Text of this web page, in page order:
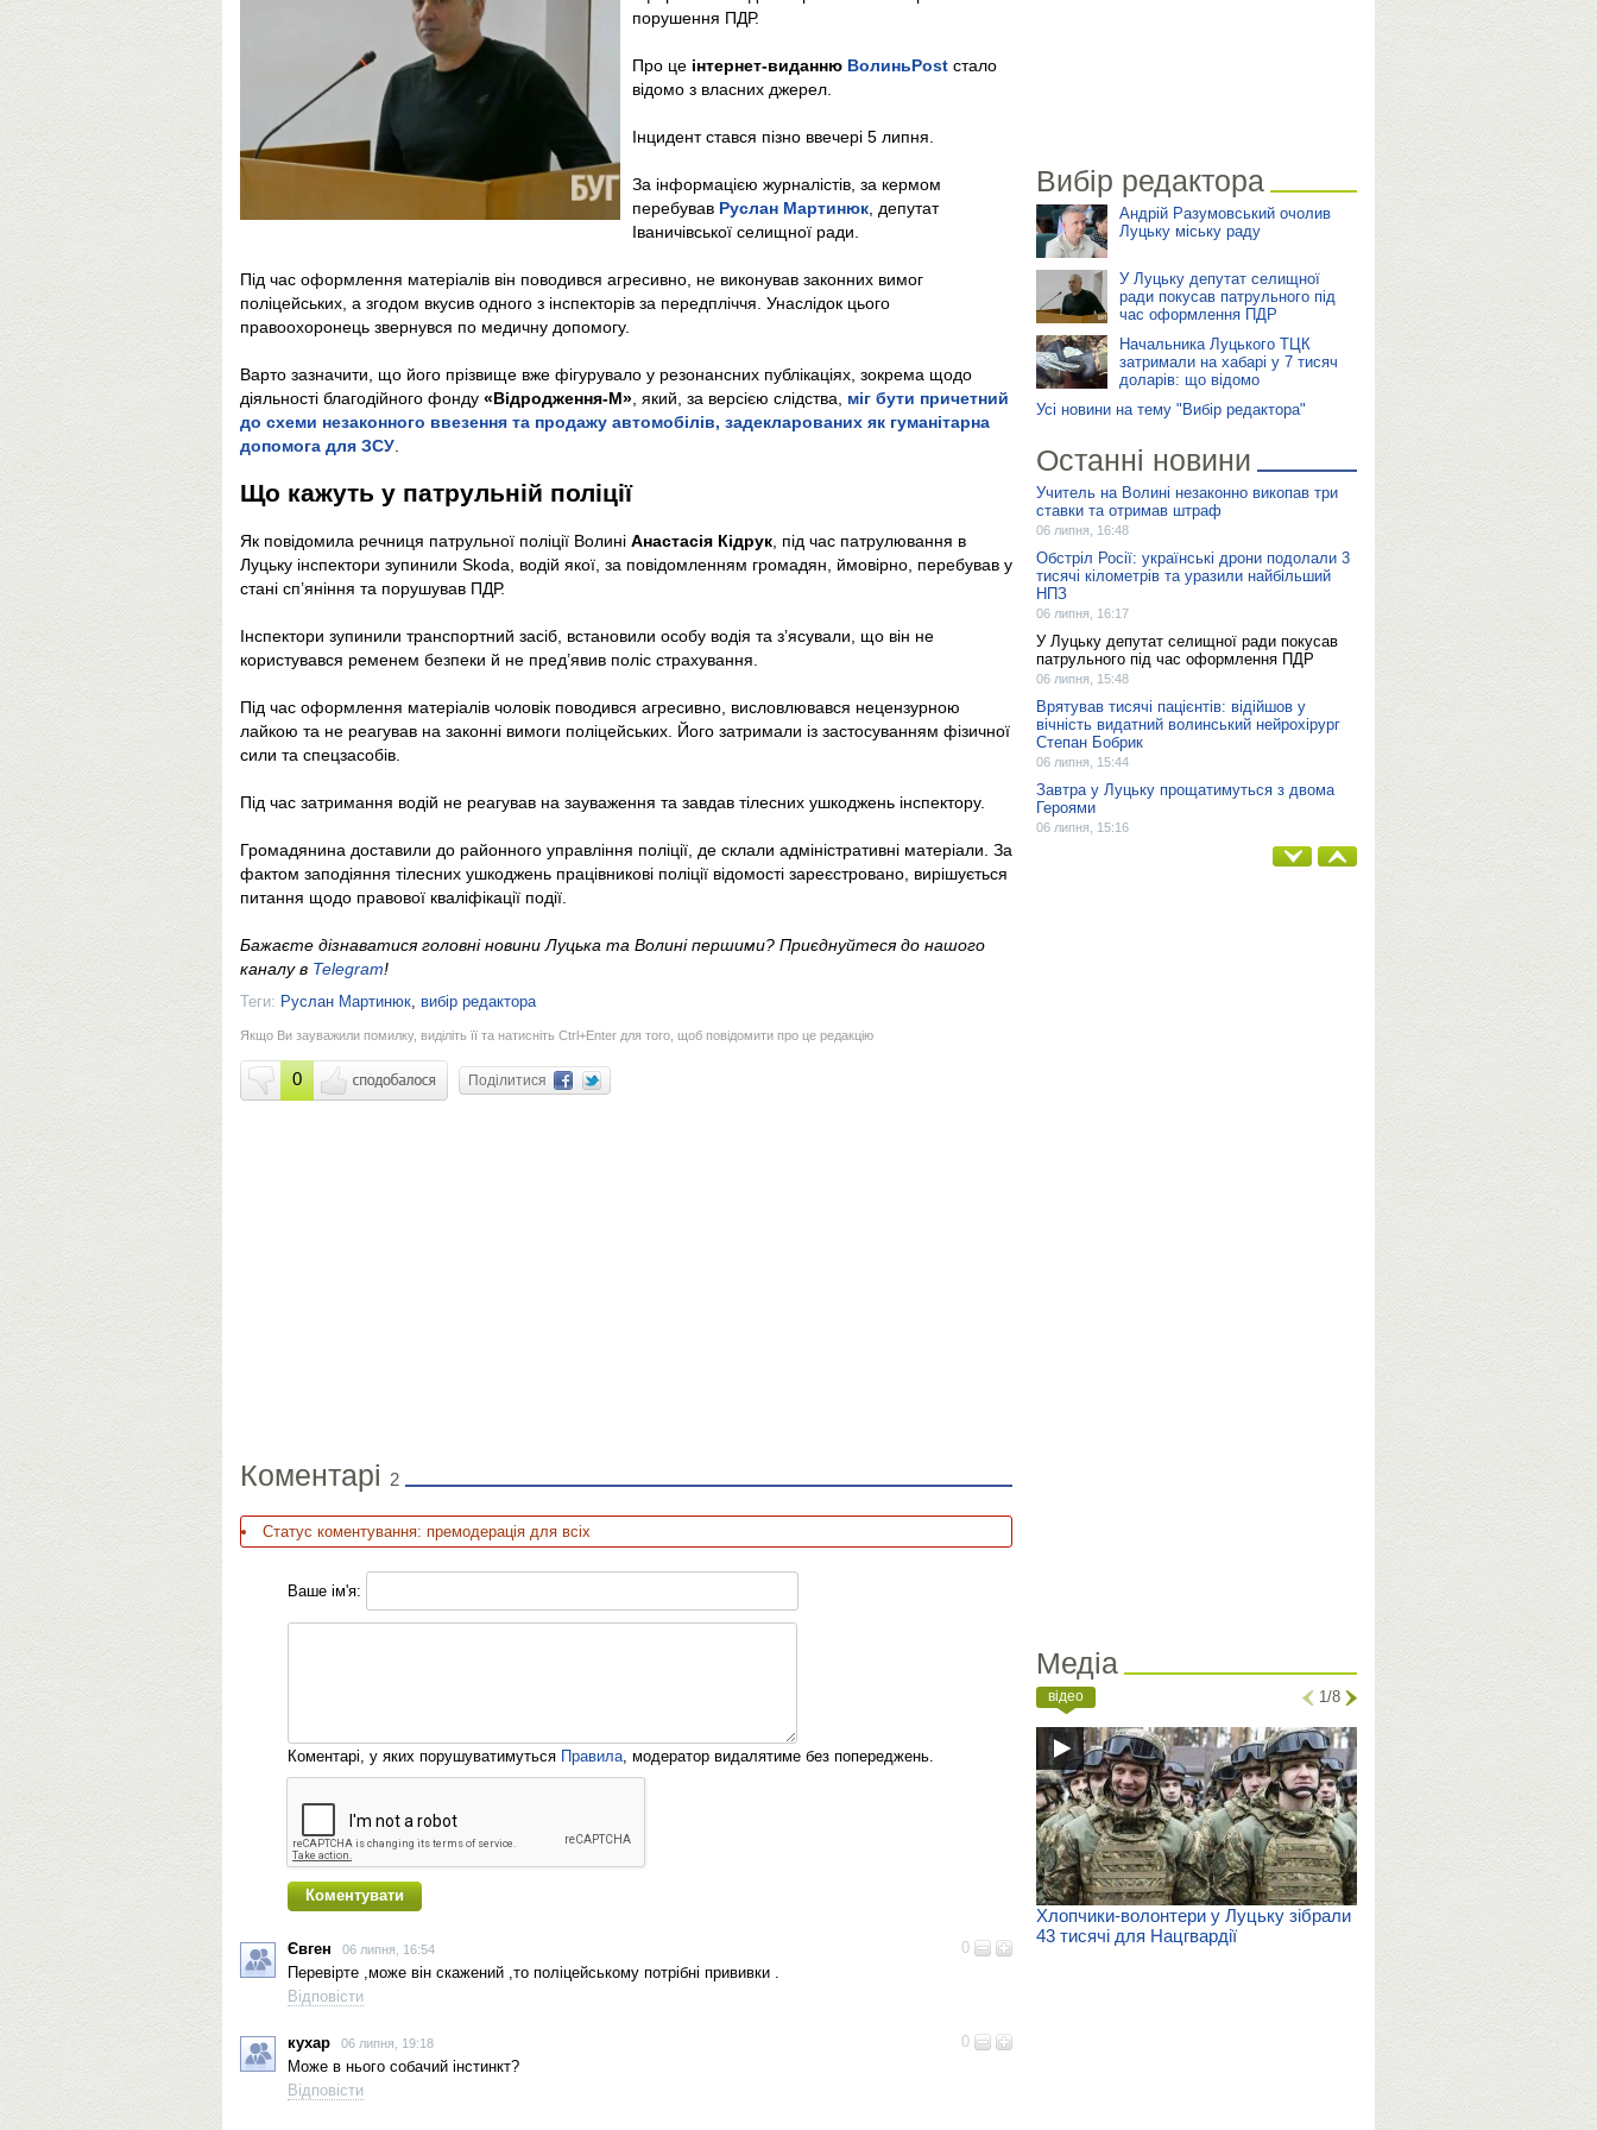
порушення ПДР.
Про це інтернет-виданню ВолиньPost стало
відомо з власних джерел.
Інцидент стався пізно ввечері 5 липня.
За інформацією журналістів, за кермом
перебував Руслан Мартинюк , депутат
Іваничівської селищної ради.
Під час оформлення матеріалів він поводився агресивно, не виконував законних вимог
поліцейських, а згодом вкусив одного з інспекторів за передпліччя. Унаслідок цього
правоохоронець звернувся по медичну допомогу.
Варто зазначити, що його прізвище вже фігурувало у резонансних публікаціях, зокрема щодо
діяльності благодійного фонду «Відродження-М» , який, за версією слідства, міг бути причетний
до схеми незаконного ввезення та продажу автомобілів, задекларованих як гуманітарна
допомога для ЗСУ
Що кажуть у патрульній поліції
Як повідомила речниця патрульної поліції Волині Анастасія Кідрук , під час патрулювання в
Луцьку інспектори зупинили Skoda, водій якої, за повідомленням громадян, ймовірно, перебував у
стані сп’яніння та порушував ПДР.
Інспектори зупинили транспортний засіб, встановили особу водія та з’ясували, що він не
користувався ременем безпеки й не пред’явив поліс страхування.
Під час оформлення матеріалів чоловік поводився агресивно, висловлювався нецензурною
лайкою та не реагував на законні вимоги поліцейських. Його затримали із застосуванням фізичної
сили та спецзасобів.
Під час затримання водій не реагував на зауваження та завдав тілесних ушкоджень інспектору.
Громадянина доставили до районного управління поліції, де склали адміністративні матеріали. За
фактом заподіяння тілесних ушкоджень працівникові поліції відомості зареєстровано, вирішується
питання щодо правової кваліфікації події.
Бажаєте дізнаватися головні новини Луцька та Волині першими? Приєднуйтеся до нашого
каналу в Telegram!
Теги: Руслан Мартинюк, вибір редактора
Якщо Ви зауважили помилку, виділіть її та натисніть Ctrl+Enter для того, щоб повідомити про це редакцію
0 Поділитися
Коментарі 2
Статус коментування: премодерація для всіх
Ваше ім'я:
Коментарі, у яких порушуватимуться Правила, модератор видалятиме без попереджень.
0
Євген 06 липня, 16:54
Перевірте ,може він скажений ,то поліцейському потрібні прививки .
Відповісти
0
кухар 06 липня, 19:18
Може в нього собачий інстинкт?
Відповісти
Вибір редактора
Андрій Разумовський очолив
Луцьку міську раду
У Луцьку депутат селищної
ради покусав патрульного під
час оформлення ПДР
Начальника Луцького ТЦК
затримали на хабарі у 7 тисяч
доларів: що відомо
Усі новини на тему "Вибір редактора"
Останні новини
Учитель на Волині незаконно викопав три
ставки та отримав штраф
06 липня, 16:48
Обстріл Росії: українські дрони подолали 3
тисячі кілометрів та уразили найбільший
НПЗ
06 липня, 16:17
У Луцьку депутат селищної ради покусав
патрульного під час оформлення ПДР
06 липня, 15:48
Врятував тисячі пацієнтів: відійшов у
вічність видатний волинський нейрохірург
Степан Бобрик
06 липня, 15:44
Завтра у Луцьку прощатимуться з двома
Героями
06 липня, 15:16
Медіа
відео 1/8
Хлопчики-волонтери у Луцьку зібрали
43 тисячі для Нацгвардії